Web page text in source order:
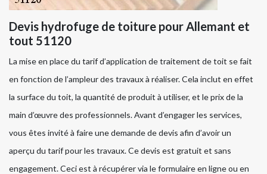
Devis hydrofuge de toiture pour Allemant et
tout 51120
La mise en place du tarif d’application de traitement de toit se fait
en fonction de l’ampleur des travaux à réaliser. Cela inclut en effet
la surface du toit, la quantité de produit à utiliser, et le prix de la
main d’œuvre des professionnels. Avant d’engager les services,
vous êtes invité à faire une demande de devis afin d’avoir un
aperçu du tarif pour les travaux. Ce devis est gratuit et sans
engagement. Ceci est à récupérer via le formulaire en ligne ou en